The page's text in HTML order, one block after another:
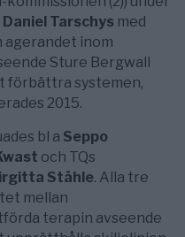
Daniel Tarschys med
agerandet inom
Sture Bergwall
förbättra systemen,
2015.
bl a Seppo
och TQs
Ståhle. Alla tre
mellan
terapin avseende